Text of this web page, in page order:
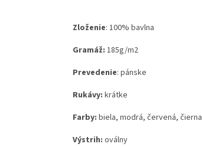
Zloženie: 100% bavlna
Gramáž: 185g/m2
Prevedenie: pánske
Rukávy: krátke
Farby: biela, modrá, červená, čierna
Výstrih: oválny